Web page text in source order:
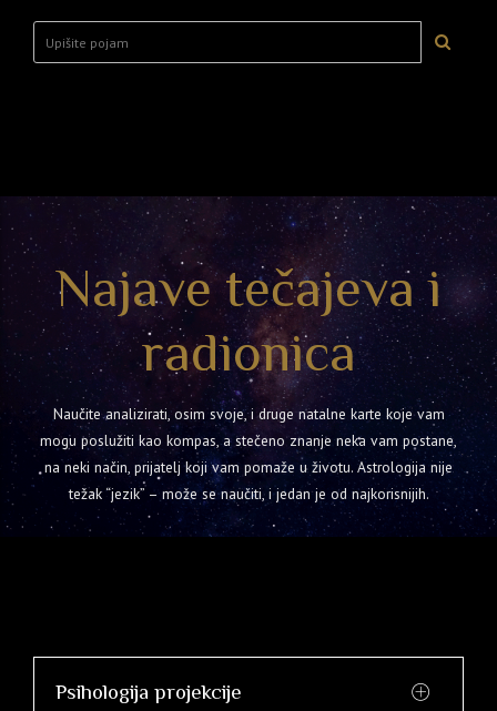
Najave tečajeva i
radionica
Naučite analizirati, osim svoje, i druge natalne karte koje vam
mogu poslužiti kao kompas, a stečeno znanje neka vam postane,
na neki način, prijatelj koji vam pomaže u životu. Astrologija nije
težak “jezik” – može se naučiti, i jedan je od najkorisnijih.
Psihologija projekcije